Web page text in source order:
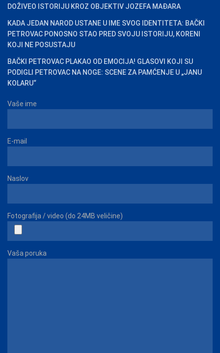
DOŽIVEO ISTORIJU KROZ OBJEKTIV JOZEFA MAĐARA
KADA JEDAN NAROD USTANE U IME SVOG IDENTITETA: BAČKI
PETROVAC PONOSNO STAO PRED SVOJU ISTORIJU, KORENI
KOJI NE POSUSTAJU
BAČKI PETROVAC PLAKAO OD EMOCIJA! GLASOVI KOJI SU
PODIGLI PETROVAC NA NOGE: SCENE ZA PAMĆENJE U „JANU
KOLARU“
Vaše ime
E-mail
Naslov
Fotografija / video (do 24MB veličine)
Vaša poruka